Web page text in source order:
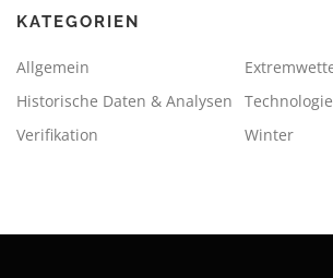
KATEGORIEN
Allgemein
Historische Daten & Analysen
Verifikation
Winter